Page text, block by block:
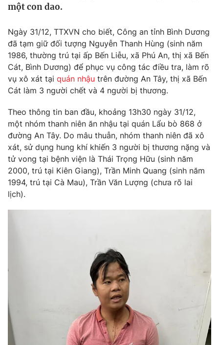
Tin tức
Câu chuyện quốc tế
Kinh tế
Tài chính
Thị trường
Góc doanh nghiệp
Dữ liệu và đời sống
Truyền hình
Phim VTV
Hậu trường
Nhân vật
Khán giả
Giải sao mai
Điện ảnh
Âm nhạc
Sao
Đời sống
Du lịch
Làm đẹp
Chất lượng cuộc sống
Giáo dục
Tuyển sinh
Học trực tuyến
Công nghệ
Giao lưu trực tuyến
Podcast
Photo Infographic
một con dao.
Ngày 31/12, TTXVN cho biết, Công an tỉnh Bình Dương
đã tạm giữ đối tượng Nguyễn Thanh Hùng (sinh năm
1986, thường trú tại ấp Bến Liễu, xã Phú An, thị xã Bến
Cát, Bình Dương) để phục vụ công tác điều tra, làm rõ
vụ xô xát tại quán nhậu trên đường An Tây, thị xã Bến
Cát làm 3 người chết và 4 người bị thương.
Theo thông tin ban đầu, khoảng 13h30 ngày 31/12,
một nhóm thanh niên ăn nhậu tại quán Lẩu bò 868 ở
đường An Tây. Do mâu thuẫn, nhóm thanh niên đã xô
xát, sử dụng hung khí khiến 3 người bị thương nặng và
tử vong tại bệnh viện là Thái Trọng Hữu (sinh năm
2000, trú tại Kiên Giang), Trần Minh Quang (sinh năm
1994, trú tại Cà Mau), Trần Văn Lượng (chưa rõ lai
lịch).